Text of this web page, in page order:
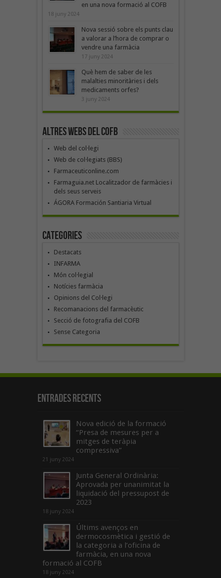
en una nova formació al COFB
18 juny 2024
Nova sessió sobre els punts clau
a valorar a l’hora de comprar o
vendre una farmàcia
17 juny 2024
Què hem de saber de les
malalties minoritàries i dels
medicaments orfes?
3 juny 2024
Altres webs del COFB
Web del col·legi
Web de col·legiats (BBS)
Farmaceuticonline.com
Farmaguia.net Localitzador de farmàcies i
dels seus serveis
ÁGORA Formación Santiaria Virtual
Categories
Destacats
INFARMA
Món col·legial
Notícies farmàcia
Opinions del Col·legi
Recomanacions del farmacèutic
Secció de fotografia del COFB
Sense Categoria
Entrades recents
Nova edició de la formació
“Presa de mesures per a
mitges de teràpia
compressiva”
21 juny 2024
Junta General Ordinària:
Aprovada per unanimitat la
liquidació del pressupost de
2023
18 juny 2024
Últims avenços en
dermocosmètica i gestió de
la categoria a l’oficina de
farmàcia, en una nova
formació al COFB
18 juny 2024